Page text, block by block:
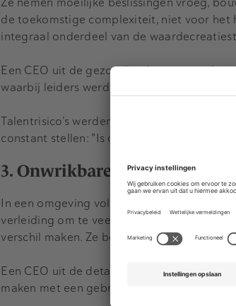
de toekomstige complexiteit, niet voor het
integraal onderdeel van de
Een CEO uit de gezondheidszorg voerde
waarbij leiders werden beoordeeld op
Talentrisico’s werden net zo serieus
constant stellen: "Is dit team gebouwd
3. Onwrikbare focus op
In een omgeving vol chaos en verandering
verleiding om te veel initiatieven na te
verschil maken. Ze beschermen tijd,
Een CEO uit de detailhandel deelde: "Elk
maken met een gebrek aan focus."